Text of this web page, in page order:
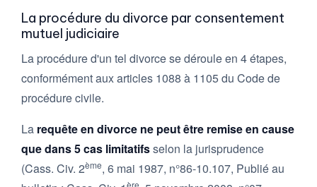
La procédure du divorce par consentement
mutuel judiciaire
La procédure d'un tel divorce se déroule en 4 étapes,
conformément aux articles 1088 à 1105 du Code de
procédure civile.
La requête en divorce ne peut être remise en cause
que dans 5 cas limitatifsselon la jurisprudence
(Cass. Civ. 2ème, 6 mai 1987, n°86-10.107, Publié au
ère